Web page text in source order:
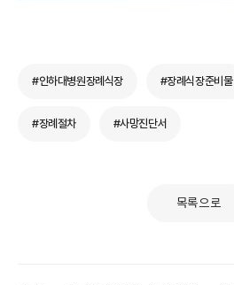
#인하대병원장례식장 #장례식장준비물
#장례절차 #사망진단서
목록으로